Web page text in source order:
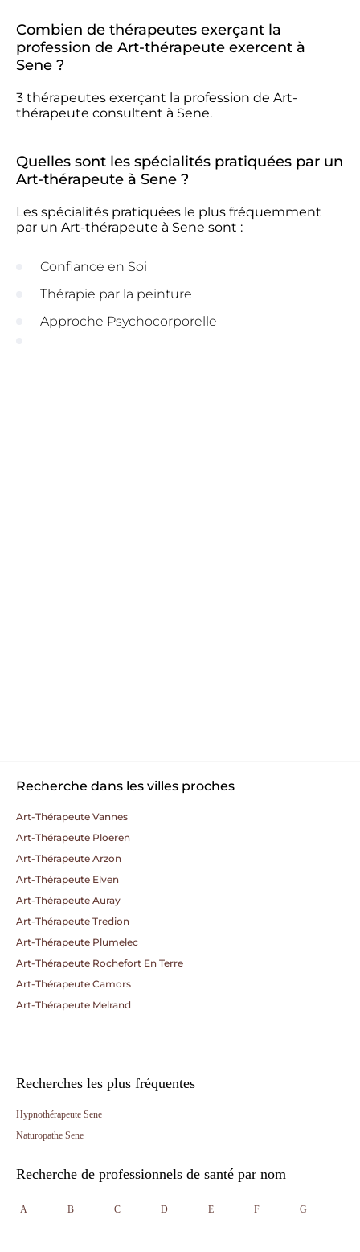
Combien de thérapeutes exerçant la
profession de Art-thérapeute exercent à
Sene ?
3 thérapeutes exerçant la profession de Art-
thérapeute consultent à Sene.
Quelles sont les spécialités pratiquées par un
Art-thérapeute à Sene ?
Les spécialités pratiquées le plus fréquemment
par un Art-thérapeute à Sene sont :
Confiance en Soi
Thérapie par la peinture
Approche Psychocorporelle
Recherche dans les villes proches
Art-Thérapeute Vannes
Art-Thérapeute Ploeren
Art-Thérapeute Arzon
Art-Thérapeute Elven
Art-Thérapeute Auray
Art-Thérapeute Tredion
Art-Thérapeute Plumelec
Art-Thérapeute Rochefort En Terre
Art-Thérapeute Camors
Art-Thérapeute Melrand
Recherches les plus fréquentes
Hypnothérapeute Sene
Naturopathe Sene
Recherche de professionnels de santé par nom
A B C D E F G